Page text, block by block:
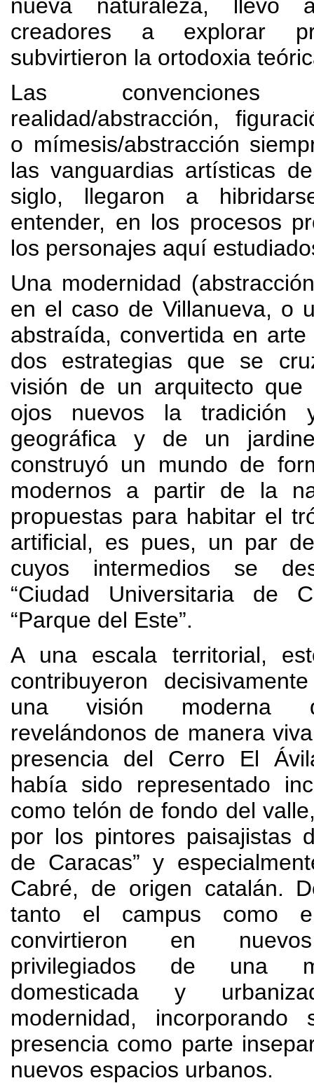
nueva naturaleza,
llevó
creadores a explorar
subvirtieron la ortodoxia
Las convenciones
realidad/abstracción,
o mímesis/abstracción
las vanguardias artísticas
siglo, llegaron a
entender, en los procesos
los personajes aquí
Una modernidad (abstracción
en el caso de Villanueva, o
abstraída, convertida en arte
dos estrategias que se
visión de un arquitecto
ojos nuevos la tradición
geográfica y de un
construyó un mundo de
modernos a partir de la
propuestas para habitar el
artificial, es pues, un par
cuyos intermedios se
“Ciudad Universitaria de
“Parque del Este”.
A una escala territorial,
contribuyeron
una visión moderna
revelándonos de manera
presencia del Cerro El
había sido representado
como telón de fondo del valle
por los pintores paisajistas
de Caracas” y
Cabré, de origen catalán.
tanto el campus como
convirtieron en
privilegiados de una
domesticada y
modernidad, incorporando
presencia como parte
nuevos espacios urbanos.